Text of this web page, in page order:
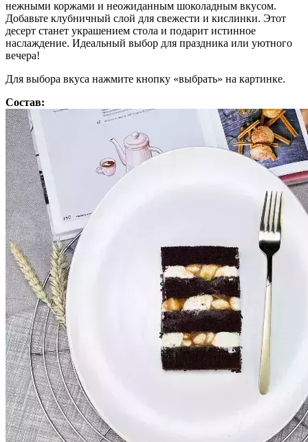
нежными коржами и неожиданным шоколадным вкусом.
Добавьте клубничный слой для свежести и кислинки. Этот
десерт станет украшением стола и подарит истинное
наслаждение. Идеальный выбор для праздника или уютного
вечера!
Для выбора вкуса нажмите кнопку «выбрать» на картинке.
Состав: